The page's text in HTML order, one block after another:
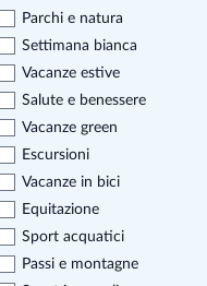
Parchi e natura
Settimana bianca
Vacanze estive
Salute e benessere
Vacanze green
Escursioni
Vacanze in bici
Equitazione
Sport acquatici
Passi e montagne